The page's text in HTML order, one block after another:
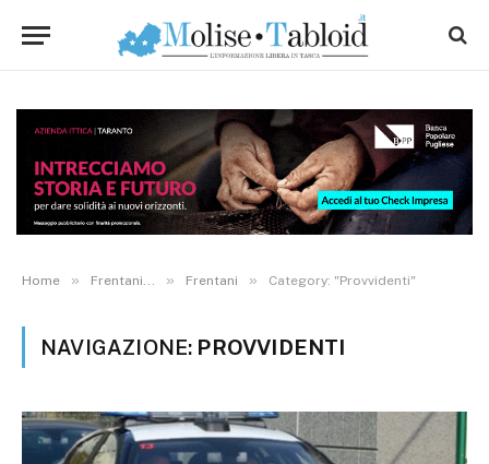
Home » Frentani... » Frentani » Category: "Provvidenti"
NAVIGAZIONE: PROVVIDENTI